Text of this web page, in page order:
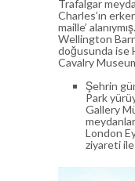
Trafalgar
Charles’ın
maille’
Wellington
doğusunda ise
Cavalry
Şehrin
Park
Gallery
London
ziyareti